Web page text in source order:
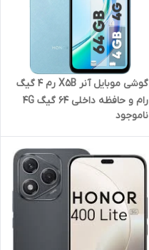
گوشی موبایل آنر X5B رم 4 گیگ
رام و حافظه داخلی 64 گیگ 4G
ناموجود